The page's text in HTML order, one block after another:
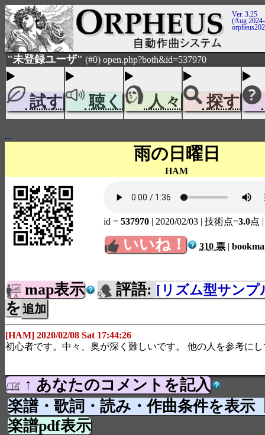
Ver. 3.25
(Aug
"未登録ユーザ" (#0) open.php?both&id=537970
試す 聴く 人々 探す
...
雨の日曜日
HAM
id = 537970 | 2020/02/03 | 技術点=3.0点
いいね！ 310 票 |
map表示 評語: [リズム型サンプ
を
[HAM] 2020/02/08 Sat 17:44:26
初心者です。中々、奥が深く難しいです。 他の人を参考に
↑ あなたのコメントを記入
楽譜・歌詞・読み・作曲条件を表示
楽譜pdf表示